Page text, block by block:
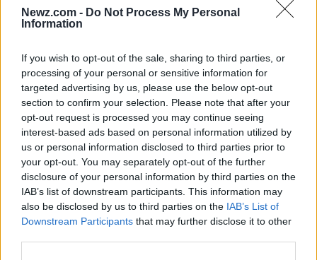
Newz.com - Do Not Process My Personal
Information
If you wish to opt-out of the sale, sharing to third parties, or
processing of your personal or sensitive information for
targeted advertising by us, please use the below opt-out
section to confirm your selection. Please note that after your
opt-out request is processed you may continue seeing
interest-based ads based on personal information utilized by
us or personal information disclosed to third parties prior to
your opt-out. You may separately opt-out of the further
disclosure of your personal information by third parties on the
IAB’s list of downstream participants. This information may
also be disclosed by us to third parties on the IAB’s List of
Downstream Participants that may further disclose it to other
Quienes han vivido experiencias